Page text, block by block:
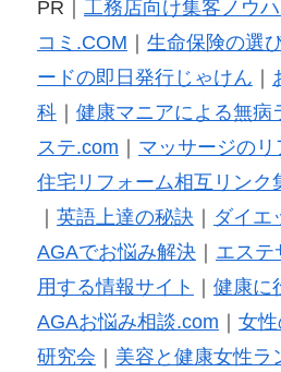
PR｜ 工務店向け集客ノウ
コミ.COM
生命保険の選
ードの即日発行じゃけん
科｜ 健康マニアによる無病
ステ.com
マッサージの
住宅リフォーム相互リンク
英語上達の秘訣 ダイエ
AGAでお悩み解決｜ エステ
用する情報サイト
健康に
AGAお悩み相談.com
女
研究会
美容と健康女性ラ